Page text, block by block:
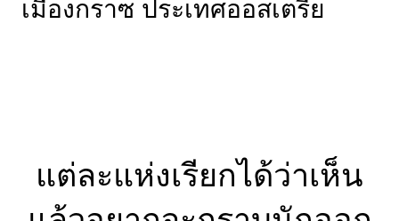
เมืองกราซ ประเทศออสเตรีย
แต่ละแห่งเรียกได้ว่าเห็น